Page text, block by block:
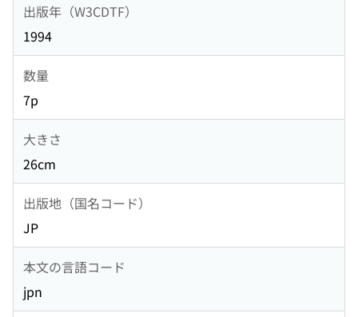
出版年（W3CDTF）
1994
数量
7p
大きさ
26cm
出版地（国名コード）
JP
本文の言語コード
jpn